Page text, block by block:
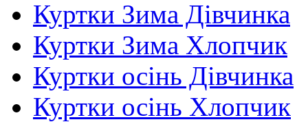
Куртки Зима Дівчинка
Куртки Зима Хлопчик
Куртки осінь Дівчинка
Куртки осінь Хлопчик